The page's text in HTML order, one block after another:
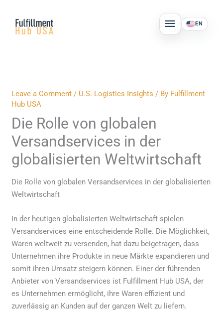
content
MAIN
MENU
EN
Leave a Comment / U.S. Logistics Insights / By Fulfillment
Hub USA
Die Rolle von globalen
Versandservices in der
globalisierten Weltwirtschaft
Die Rolle von globalen Versandservices in der globalisierten
Weltwirtschaft
In der heutigen globalisierten Weltwirtschaft spielen
Versandservices eine entscheidende Rolle. Die Möglichkeit,
Waren weltweit zu versenden, hat dazu beigetragen, dass
Unternehmen ihre Produkte in neue Märkte expandieren und
somit ihren Umsatz steigern können. Einer der führenden
Anbieter von Versandservices ist Fulfillment Hub USA, der
es Unternehmen ermöglicht, ihre Waren effizient und
zuverlässig an Kunden auf der ganzen Welt zu liefern.